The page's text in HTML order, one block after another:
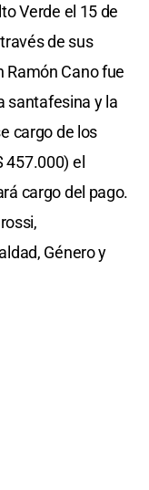
Verde el 15 de
de sus
Ramón Cano fue
santafesina y la
cargo de los
457.000) el
cargo del pago.
Género y